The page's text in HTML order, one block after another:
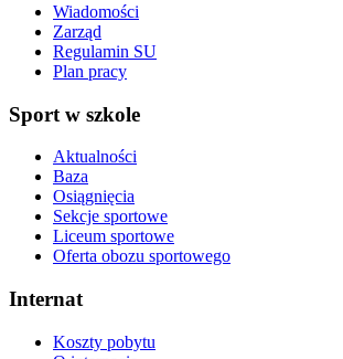
Wiadomości
Zarząd
Regulamin SU
Plan pracy
Sport w szkole
Aktualności
Baza
Osiągnięcia
Sekcje sportowe
Liceum sportowe
Oferta obozu sportowego
Internat
Koszty pobytu